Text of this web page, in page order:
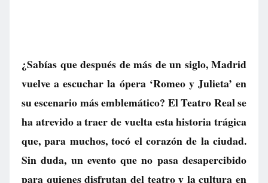
¿Sabías que después de más de un siglo, Madrid
vuelve a escuchar la ópera ‘Romeo y Julieta’ en
su escenario más emblemático? El Teatro Real se
ha atrevido a traer de vuelta esta historia trágica
que, para muchos, tocó el corazón de la ciudad.
Sin duda, un evento que no pasa desapercibido
para quienes disfrutan del teatro y la cultura en